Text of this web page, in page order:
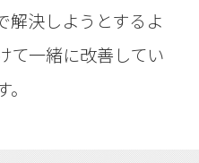
解決しようとするよ
て一緒に改善してい